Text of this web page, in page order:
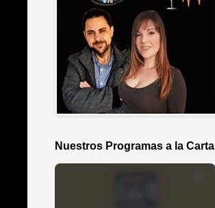
Nuestros Programas a la Carta